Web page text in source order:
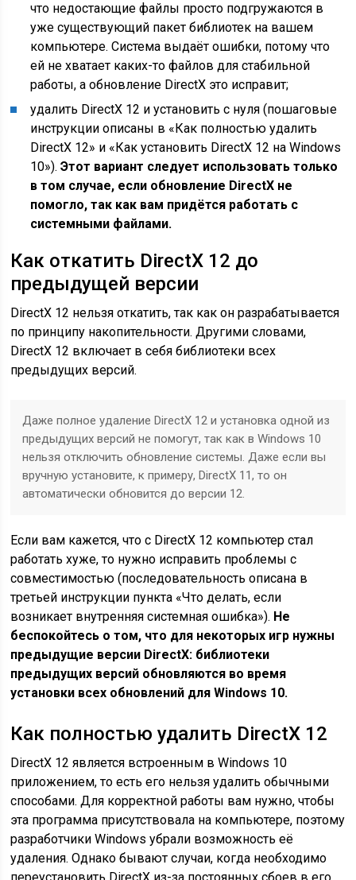
что недостающие файлы просто подгружаются в
уже существующий пакет библиотек на вашем
компьютере. Система выдаёт ошибки, потому что
ей не хватает каких-то файлов для стабильной
работы, а обновление DirectX это исправит;
удалить DirectX 12 и установить с нуля (пошаговые
инструкции описаны в «Как полностью удалить
DirectX 12» и «Как установить DirectX 12 на Windows
10»).Этот вариант следует использовать только
в том случае, если обновление DirectX не
помогло, так как вам придётся работать с
системными файлами.
Как откатить DirectX 12 до
предыдущей версии
DirectX 12 нельзя откатить, так как он разрабатывается
по принципу накопительности. Другими словами,
DirectX 12 включает в себя библиотеки всех
предыдущих версий.
Даже полное удаление DirectX 12 и установка одной из
предыдущих версий не помогут, так как в Windows 10
нельзя отключить обновление системы. Даже если вы
вручную установите, к примеру, DirectX 11, то он
автоматически обновится до версии 12.
Если вам кажется, что с DirectX 12 компьютер стал
работать хуже, то нужно исправить проблемы с
совместимостью (последовательность описана в
третьей инструкции пункта «Что делать, если
возникает внутренняя системная ошибка»). Не
беспокойтесь о том, что для некоторых игр нужны
предыдущие версии DirectX: библиотеки
предыдущих версий обновляются во время
установки всех обновлений для Windows 10.
Как полностью удалить DirectX 12
DirectX 12 является встроенным в Windows 10
приложением, то есть его нельзя удалить обычными
способами. Для корректной работы вам нужно, чтобы
эта программа присутствовала на компьютере, поэтому
разработчики Windows убрали возможность её
удаления. Однако бывают случаи, когда необходимо